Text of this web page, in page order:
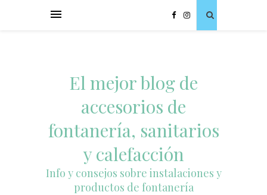
El mejor blog de
accesorios de
fontanería, sanitarios
y calefacción
Info y consejos sobre instalaciones y
productos de fontanería